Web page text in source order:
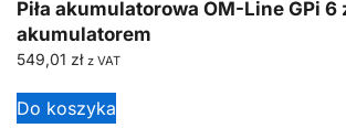
Piła akumulatorowa OM-Line GPi
akumulatorem
549,01 zł z VAT
Do koszyka